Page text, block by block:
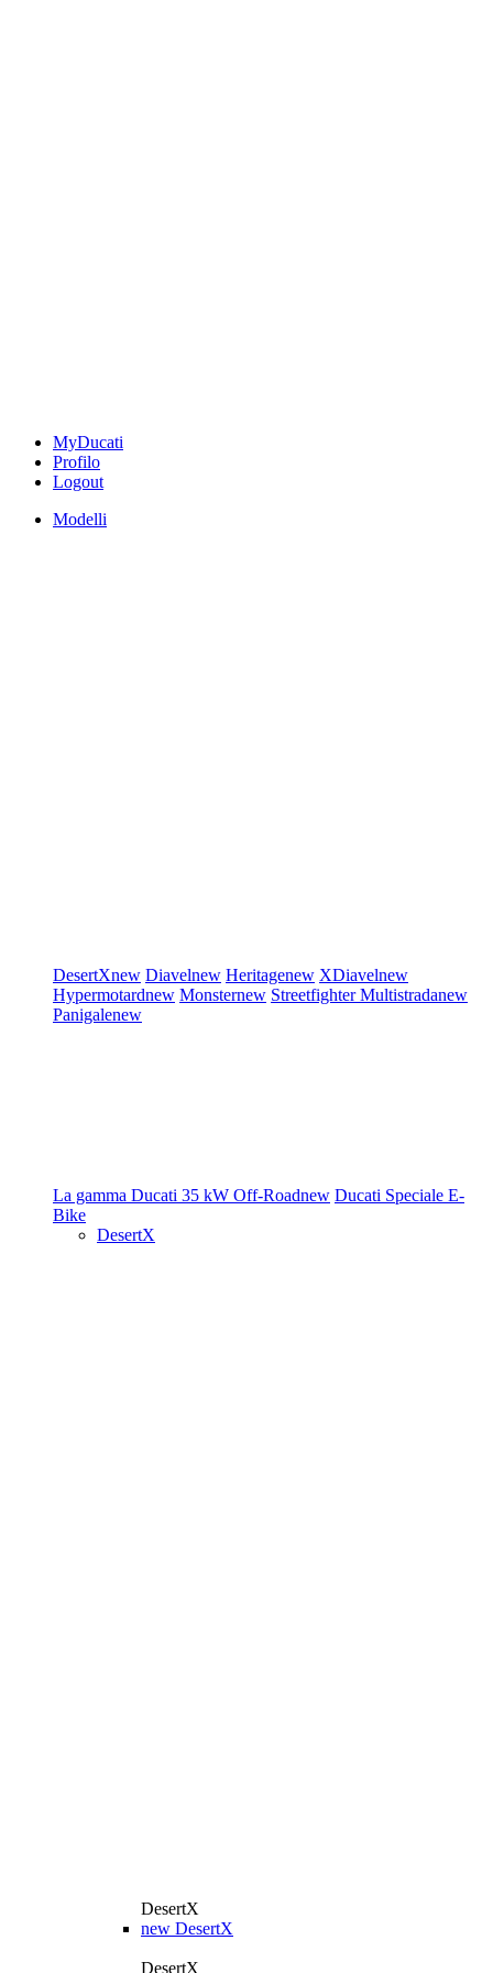
MyDucati
Profilo
Logout
Modelli
DesertXnew Diavelnew Heritagenew XDiavelnew
Hypermotardnew Monsternew StreetfighterMultistradanew
Panigalenew
La gamma Ducati 35 kW Off-Roadnew Ducati Speciale E-
Bike
DesertX
DesertX
new DesertX
DesertX